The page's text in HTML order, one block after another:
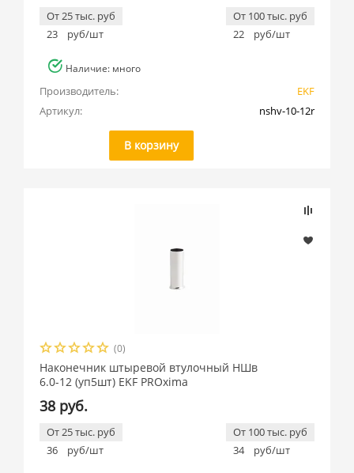
От 25 тыс. руб
23
руб/шт
От 100 тыс. руб
22
руб/шт
Наличие: много
Производитель:
EKF
Артикул:
nshv-10-12r
В корзину
(0)
Наконечник штыревой втулочный НШв
6.0-12 (уп5шт) EKF PROxima
38 руб.
От 25 тыс. руб
36
руб/шт
От 100 тыс. руб
34
руб/шт